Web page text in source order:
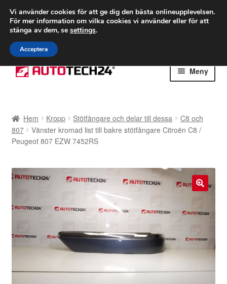
FRAKT från 75 kr
Världsomspännande frakt
Ring 766 924 713
Hoppa
till
Hoppa
till
Meny
Betalningar
Klagomål
Kolla upp
Kontakt
Hem Kropp Stötfångare och delar till dessa
C8 och
807
Vänster kromad list till bakre stötfångare Citroën C8 /
Peugeot 807 EZW 7452RS
Vi använder cookies för att ge dig den bästa onlineupplevelsen.
För mer information om vilka cookies vi använder eller för att
stänga av dem, se settings.
Acceptera